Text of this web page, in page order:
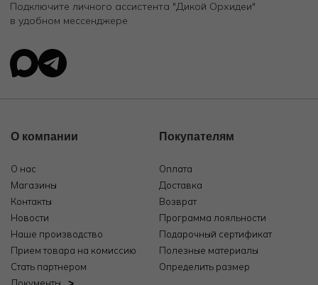
Подключите личного ассистента "Дикой Орхидеи"
в удобном мессенджере
О компании
О нас
Магазины
Контакты
Новости
Наше производство
Прием товара на комиссию
Стать партнером
Покупателям
Оплата
Доставка
Возврат
Программа лояльности
Подарочный сертификат
Полезные материалы
Определить размер